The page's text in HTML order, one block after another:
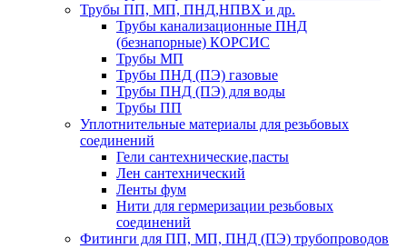
Трубы ПП, МП, ПНД,НПВХ и др.
Трубы канализационные ПНД
(безнапорные) КОРСИС
Трубы МП
Трубы ПНД (ПЭ) газовые
Трубы ПНД (ПЭ) для воды
Трубы ПП
Уплотнительные материалы для резьбовых
соединений
Гели сантехнические,пасты
Лен сантехнический
Ленты фум
Нити для гермеризации резьбовых
соединений
Фитинги для ПП, МП, ПНД (ПЭ) трубопроводов